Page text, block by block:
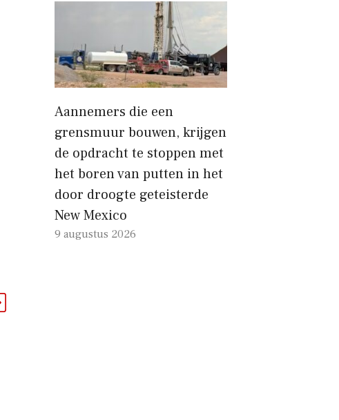
Aannemers die een
grensmuur bouwen, krijgen
de opdracht te stoppen met
het boren van putten in het
door droogte geteisterde
New Mexico
9 augustus 2026